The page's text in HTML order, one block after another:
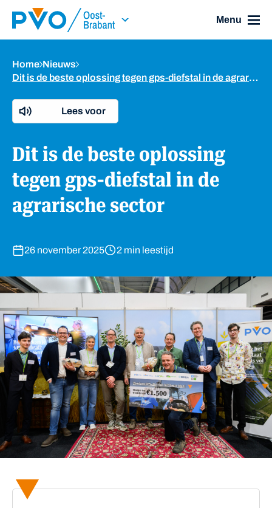
Skip Navigation or Skip to Content
Menu
Home
Nieuws
Dit is de beste oplossing tegen gps-diefstal in de agrarische sector
Lees voor
Dit is de beste oplossing
tegen gps-diefstal in de
agrarische sector
26 november 2025 2 min leestijd